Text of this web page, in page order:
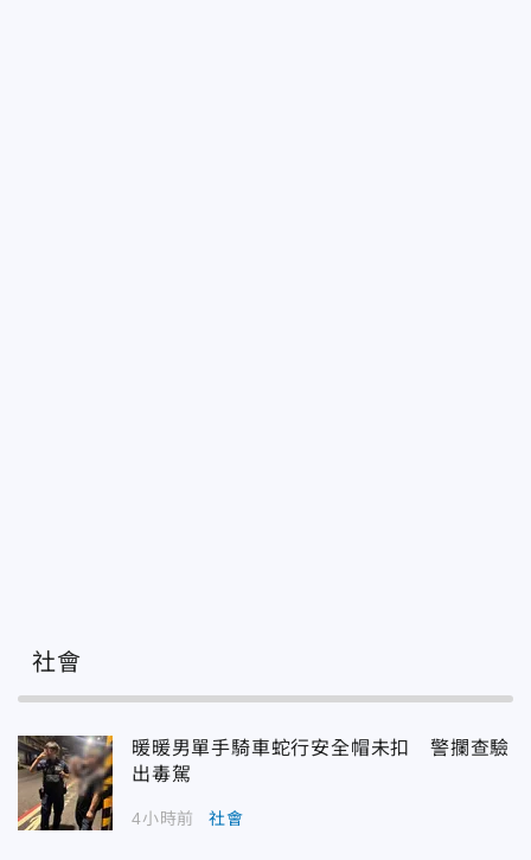
社會
暖暖男單手騎車蛇行安全帽未扣 警攔查驗
出毒駕
4小時前 社會